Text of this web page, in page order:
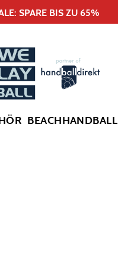
SPARE BIS ZU 65%
BEACHHANDBALL